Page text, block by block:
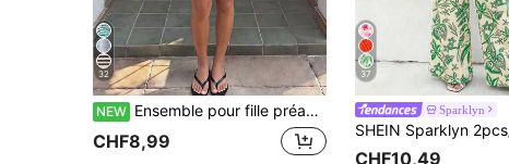
32
NEW Ensemble pour fille préadolescente de vacances avec débardeur à rayures et blocs de couleurs, short à taille coulissante et cardigan tricoté à manches longues
CHF8,99
37
Sparklyn
CHF10,49